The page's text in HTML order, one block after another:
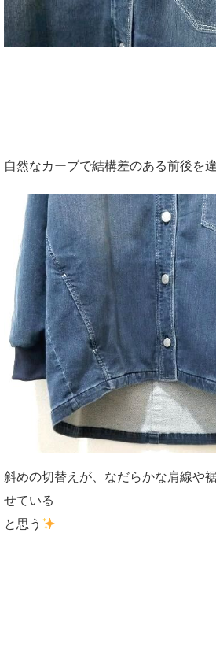
自然なカーブで結構差のある前後を
斜めの切替えが、なだらかな肩線や
せている
と思う